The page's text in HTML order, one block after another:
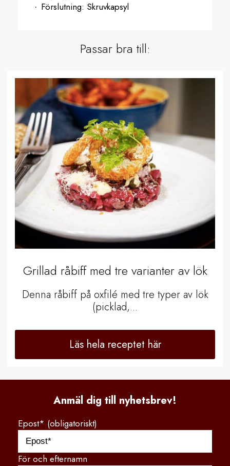
Förslutning: Skruvkapsyl
Passar bra till:
Grillad råbiff med tre varianter av lök
Denna råbiff på oxfilé med tre typer av lök
(picklad,...
Läs hela receptet här
Anmäl dig till nyhetsbrev!
Epost* (obligatoriskt)
För och efternamn